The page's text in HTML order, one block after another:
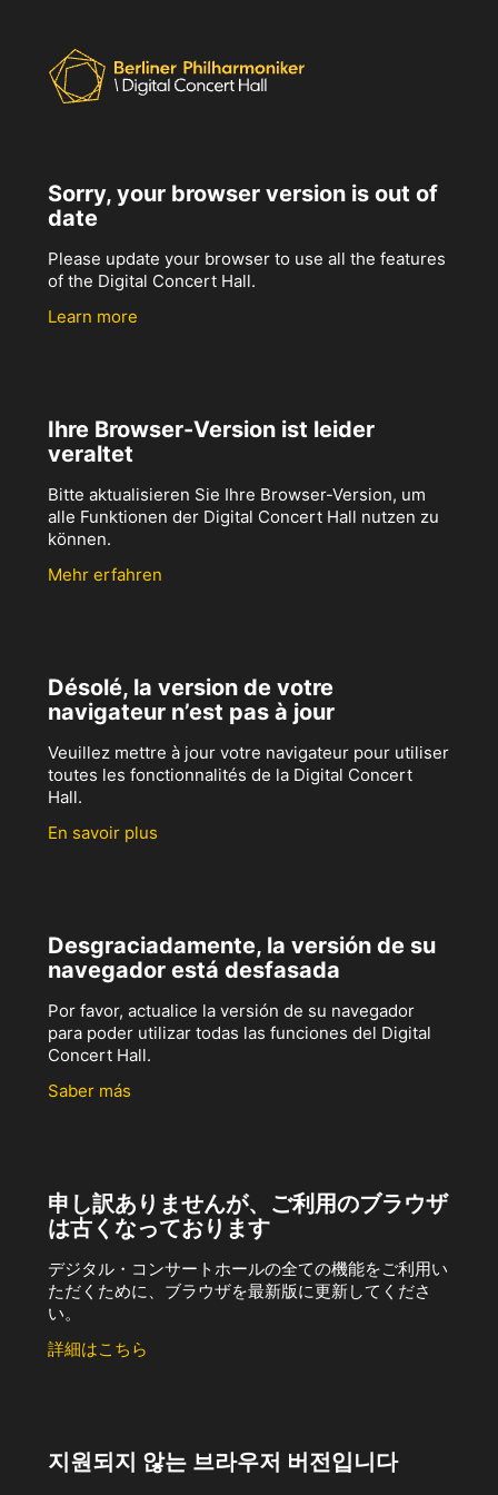
Sorry, your browser version is out of
date
Please update your browser to use all the features
of the Digital Concert Hall.
Learn more
Ihre Browser-Version ist leider
veraltet
Bitte aktualisieren Sie Ihre Browser-Version, um
alle Funktionen der Digital Concert Hall nutzen zu
können.
Mehr erfahren
Désolé, la version de votre
navigateur n’est pas à jour
Veuillez mettre à jour votre navigateur pour utiliser
toutes les fonctionnalités de la Digital Concert
Hall.
En savoir plus
Desgraciadamente, la versión de su
navegador está desfasada
Por favor, actualice la versión de su navegador
para poder utilizar todas las funciones del Digital
Concert Hall.
Saber más
申し訳ありませんが、ご利用のブラウザ
は古くなっております
デジタル・コンサートホールの全ての機能をご利用い
ただくために、ブラウザを最新版に更新してくださ
い。
詳細はこちら
지원되지 않는 브라우저 버전입니다